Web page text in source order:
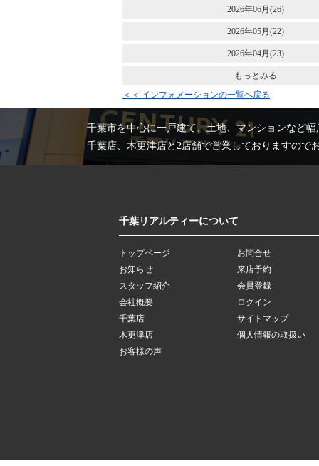
2026年06月(26)
2026年05月(22)
2026年04月(23)
もっとみる
＜＜ インフォメーションの一覧へ戻る
千葉市を中心に一戸建て、土地、マンションなど
千葉店、木更津店と2店舗で営業しておりますので
千葉リアルティーについて
トップページ
お知らせ
スタッフ紹介
会社概要
千葉店
木更津店
お客様の声
お問合せ
来店予約
会員登録
ログイン
サイトマップ
個人情報の取扱い